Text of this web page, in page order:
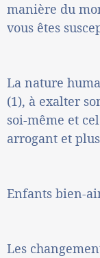
manière du
vous êtes
La nature
(1), à exalter
soi-même et
arrogant et
Enfants bien-
Les